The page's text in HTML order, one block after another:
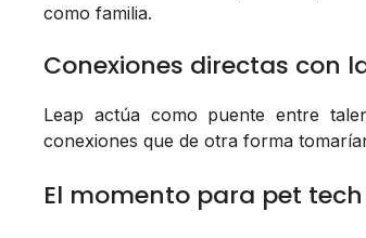
como familia.
Conexiones directas con
Leap actúa como puente entre
conexiones que de otra forma
El momento para pet